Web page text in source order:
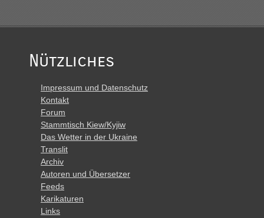
Nützliches
Impressum und Datenschutz
Kontakt
Forum
Stammtisch Kiew/Kyjiw
Das Wetter in der Ukraine
Translit
Archiv
Autoren und Übersetzer
Feeds
Karikaturen
Links